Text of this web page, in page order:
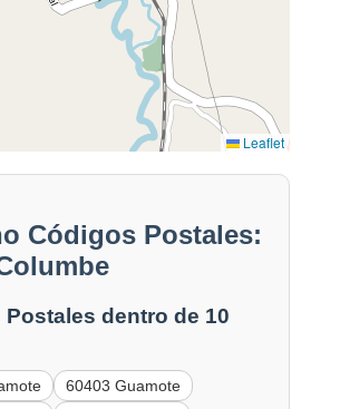
Leaflet
Códigos Postales:
dentro de 10
60403 Guamote